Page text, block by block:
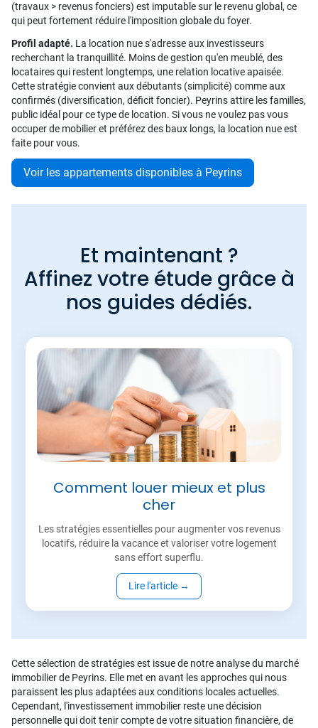
(travaux > revenus fonciers) est imputable sur le revenu global, ce
qui peut fortement réduire l'imposition globale du foyer.
Profil adapté. La location nue s'adresse aux investisseurs
recherchant la tranquillité. Moins de gestion qu'en meublé, des
locataires qui restent longtemps, une relation locative apaisée.
Cette stratégie convient aux débutants (simplicité) comme aux
confirmés (diversification, déficit foncier). Peyrins attire les familles,
public idéal pour ce type de location. Si vous ne voulez pas vous
occuper de mobilier et préférez des baux longs, la location nue est
faite pour vous.
Voir les appartements disponibles à Peyrins
Et maintenant ?
Affinez votre étude grâce à
nos guides dédiés.
Comment louer mieux et plus
cher
Les stratégies essentielles pour augmenter vos revenus
locatifs, réduire la vacance et valoriser votre logement
sans effort superflu.
Lire l'article →
Cette sélection de stratégies est issue de notre analyse du marché
immobilier de Peyrins. Elle met en avant les approches qui nous
paraissent les plus adaptées aux conditions locales actuelles.
Cependant, l'investissement immobilier reste une décision
personnelle qui doit tenir compte de votre situation financière, de